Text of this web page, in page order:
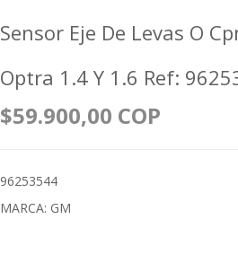
Sensor Eje De Levas O
Optra 1.4 Y 1.6 Ref:
$59.900,00 COP
96253544
MARCA: GM